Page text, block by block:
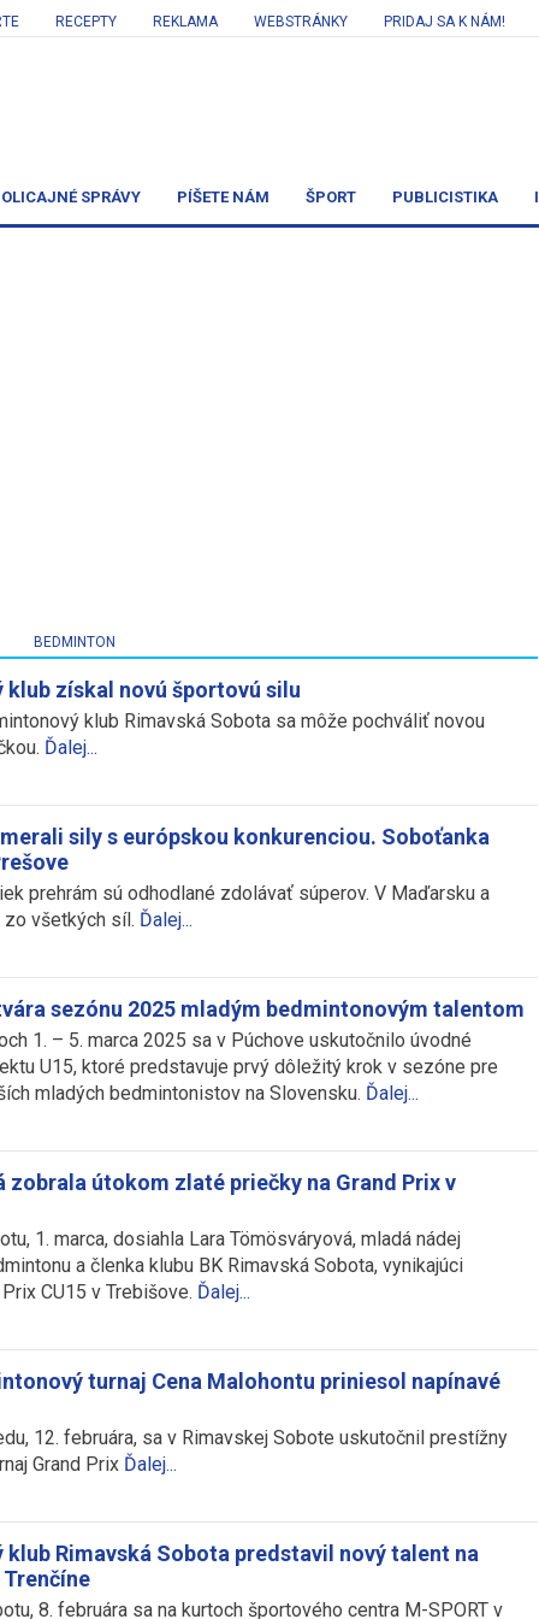
RECEPTY REKLAMA WEBSTRÁNKY PRIDAJ SA K NÁM!
SPRÁVY PÍŠETE NÁM ŠPORT PUBLICISTIKA
BEDMINTON
klub získal novú športovú silu
klub Rimavská Sobota sa môže pochváliť novou
Ďalej...
sily s európskou konkurenciou. Soboťanka
prehrám sú odhodlané zdolávať súperov. V Maďarsku a
všetkých síl. Ďalej...
sezónu 2025 mladým bedmintonovým talentom
1. – 5. marca 2025 sa v Púchove uskutočnilo úvodné
U15, ktoré predstavuje prvý dôležitý krok v sezóne pre
mladých bedmintonistov na Slovensku. Ďalej...
zobrala útokom zlaté priečky na Grand Prix v
1. marca, dosiahla Lara Tömösváryová, mladá nádej
a členka klubu BK Rimavská Sobota, vynikajúci
CU15 v Trebišove. Ďalej...
turnaj Cena Malohontu priniesol napínavé
12. februára, sa v Rimavskej Sobote uskutočnil prestížny
Grand Prix Ďalej...
klub Rimavská Sobota predstavil nový talent na
Trenčíne
8. februára sa na kurtoch športového centra M-SPORT v